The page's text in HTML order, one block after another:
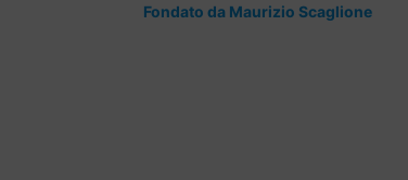
Fondato da Maurizio Scaglione